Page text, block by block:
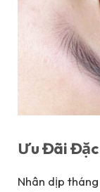
Ưu Đãi Đặc
Nhân dịp tháng